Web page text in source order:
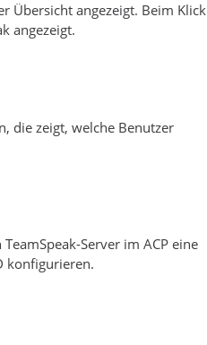
Übersicht angezeigt. Beim Klick
angezeigt.
die zeigt, welche Benutzer
Server im ACP eine
konfigurieren.